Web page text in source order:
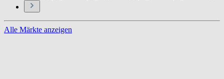
Alle Märkte anzeigen